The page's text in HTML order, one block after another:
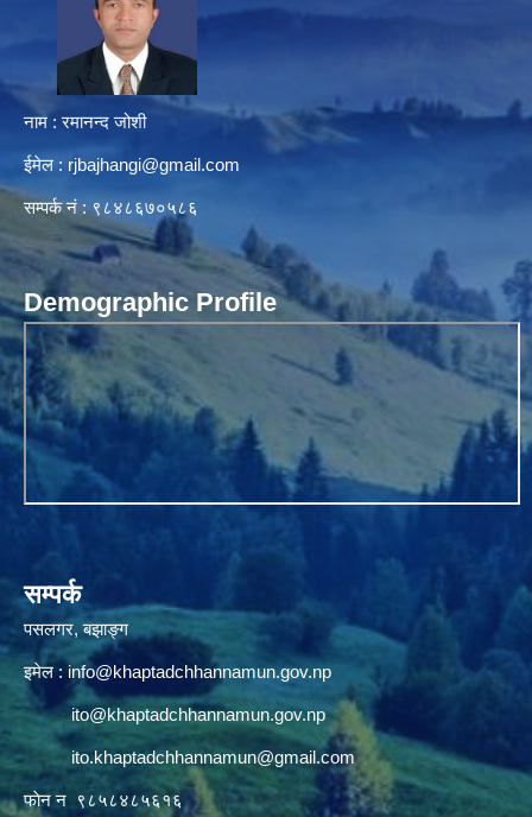
नाम : रमानन्द जोशी
ईमेल : rjbajhangi@gmail.com
सम्पर्क नं : ९८४८६७०५८६
Demographic Profile
सम्पर्क
पसलगर, बझाङ्ग
इमेल : info@khaptadchhannamun.gov.np
ito@khaptadchhannamun.gov.np
ito.khaptadchhannamun@gmail.com
फाेन न‌‍‍ ९८५८४८५६१६